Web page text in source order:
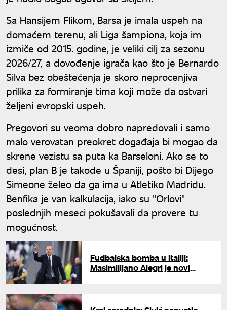
Sa Hansijem Flikom, Barsa je imala uspeh na
domaćem terenu, ali Liga šampiona, koja im
izmiče od 2015. godine, je veliki cilj za sezonu
2026/27, a dovođenje igrača kao što je Bernardo
Silva bez obeštećenja je skoro neprocenjiva
prilika za formiranje tima koji može da ostvari
željeni evropski uspeh.
Pregovori su veoma dobro napredovali i samo
malo verovatan preokret događaja bi mogao da
skrene vezistu sa puta ka Barseloni. Ako se to
desi, plan B je takođe u Španiji, pošto bi Dijego
Simeone želeo da ga ima u Atletiko Madridu.
Benfika je van kalkulacija, iako su "Orlovi"
poslednjih meseci pokušavali da provere tu
mogućnost.
Fudbalska bomba u Italiji:
Masimilijano Alegri je novi